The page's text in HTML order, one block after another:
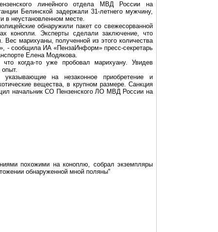
линейного отдела МВД России на
Белинской задержали 31-летнего мужчину,
в неустановленном месте.
обнаружили пакет со свежесорванной
конопли. Эксперты сделали заключение, что
. Вес марихуаны, полученной из этого количества
- сообщила ИА «ПензаИнформ» пресс-секретарь
Елена Модякова.
когда-то уже пробовал марихуану. Увидев
опыт.
указывающие на незаконное приобретение и
вещества, в крупном размере. Санкция
начальникСО Пензенского ЛО МВД России на
похожими на коноплю, собрал экземпляры
обнаруженной мной поляны"